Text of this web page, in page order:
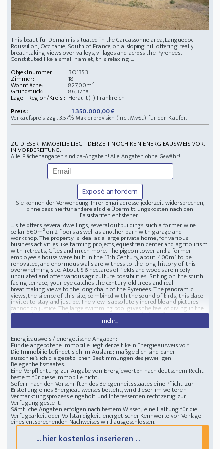
This beautiful Domain is situated in the Carcassonne area, Languedoc
Roussillon, Occitanie, South of France, on a sloping hill offering really
breathtaking views over valleys, villages and across the Pyrenees.
Constituted like a small hamlet, this relaxing ...
Objektnummer:
BO1353
Zimmer: 18
Wohnfläche: 827,00m²
Grundstück: 86,37ha
Lage - Region/Kreis : Herault(F) Frankreich
Preis:
1.350.000,00 €
Verkaufspreis zzgl. 3.57% Maklerprovision (incl. MwSt.) für den Käufer.
ZU DIESER IMMOBILIE LIEGT DERZEIT NOCH KEIN ENERGIEAUSWEIS VOR.
IN VORBEREITUNG.
Alle Flächenangaben sind ca.-Angaben! Alle Angaben ohne Gewähr!
Exposé anfordern
Sie können der Verwendung Ihrer Emailadresse jederzeit widersprechen,
ohne dass hierfür andere als die Übermittlungskosten nach den
Basistarifen entstehen.
... site offers several dwellings, several outbuildings such a former wine
cellar 560m² on 2 floors as well as another barn with garage and
workshop. The property is ideal as a large private home, for various
business activities like farming projects, equestrian center and agritourism
with retreats, Gîtes and much more. The pigeon tower and a former
employee's house were built in the 13th Century, about 400m² to be
renovated, and enormous walls are witness to the long history of this
overwhelming site. About 86 hectares of fields and woods are nicely
undulated and offer various agriculture possibilities. Sitting on the south
facing terrace, your eye catches the century old trees and reall
breathtaking views to the long chain of the Pyrenees. The panoramic
views, the silence of this site, combined with the sound of birds, this place
invites to stay and just be. The view is absolutely incredible and pictures
cannot do justice. The large swimming pool gives the feel of diving in the
view. This property will get under your skin! Description of the propertyThe
property offers 827m² living space and about 900m² of outbuildingsMain
House 450m² living area on 3 floors:Ground floor: Entrance hall 10m²,
Kitchen 48m² with fireplace, Pantry 16m², Cloakroom 8m², Sitting Room
23m² with fireplace, Office 20m² with fireplace, second Sitting Room 20m²
with fire place, Laundry Room 15m², shower room, bedroom with
mezzanine and separate entrance and private terrace.Walled courtyard
with total privacy on the north side and charming area with huge trees
and the breathtaking view on the south.1st floor: 5 Bedrooms: 30, 30, 20,
20 and 14m², Games Room 42m², 3 Bathrooms, 2 of them with Italian
Shower.2nd floor: 2 attic bedrooms 25 and 3
Zustand Baujahr: 13/18èmeStellplatz Stellplätze: 0; Garagenplätze: 0
Landgut Carcassonne 13-18 Jahrhundert
mehr...
Energieausweis / energetische Angaben:
Für die angebotene Immobilie liegt derzeit kein Energieausweis vor.
Die Immobilie befindet sich im Ausland; maßgeblich sind daher
ausschließlich die gesetzlichen Bestimmungen des jeweiligen
Belegenheitsstaates.
Eine Verpflichtung zur Angabe von Energiewerten nach deutschem Recht
besteht für diese Immobilie nicht.
Sofern nach den Vorschriften des Belegenheitsstaates eine Pflicht zur
Erstellung eines Energieausweises besteht, wird dieser im weiteren
Vermarktungsprozess eingeholt und Interessenten rechtzeitig zur
Verfügung gestellt.
Sämtliche Angaben erfolgen nach bestem Wissen; eine Haftung für die
Verfügbarkeit oder Vollständigkeit energetischer Kennwerte vor Vorlage
eines entsprechenden Nachweises wird ausgeschlossen.
... hier kostenlos inserieren ...